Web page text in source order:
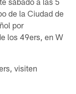
de la Ciudad de
por
los 49ers, en W
visiten